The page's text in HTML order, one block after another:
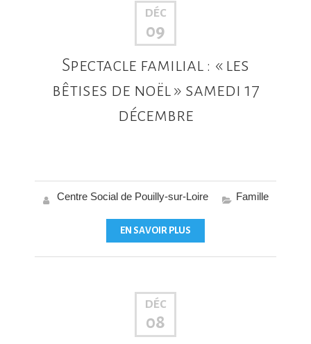
DÉC
09
Spectacle familial : « les
bêtises de noël » samedi 17
décembre
Centre Social de Pouilly-sur-Loire Famille
EN SAVOIR PLUS
DÉC
08